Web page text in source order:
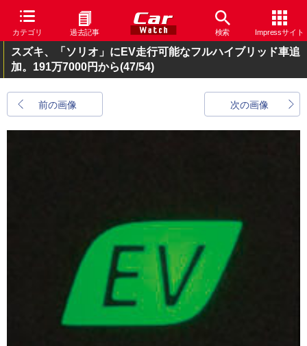
カテゴリ 過去記事 検索 Impressサイト
スズキ、「ソリオ」にEV走行可能なフルハイブリッド車追
加。191万7000円から(47/54)
前の画像 次の画像